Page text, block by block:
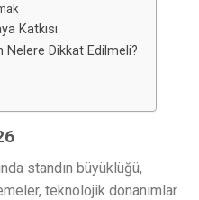
Katkısı
Nelere Dikkat Edilmeli?
standın büyüklüğü,
teknolojik donanımlar